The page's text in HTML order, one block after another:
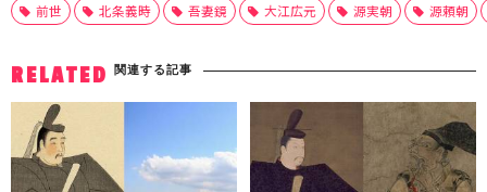
前世 北条義時 吾妻鏡 大江広元 源実朝 源頼朝
RELATED 関連する記事